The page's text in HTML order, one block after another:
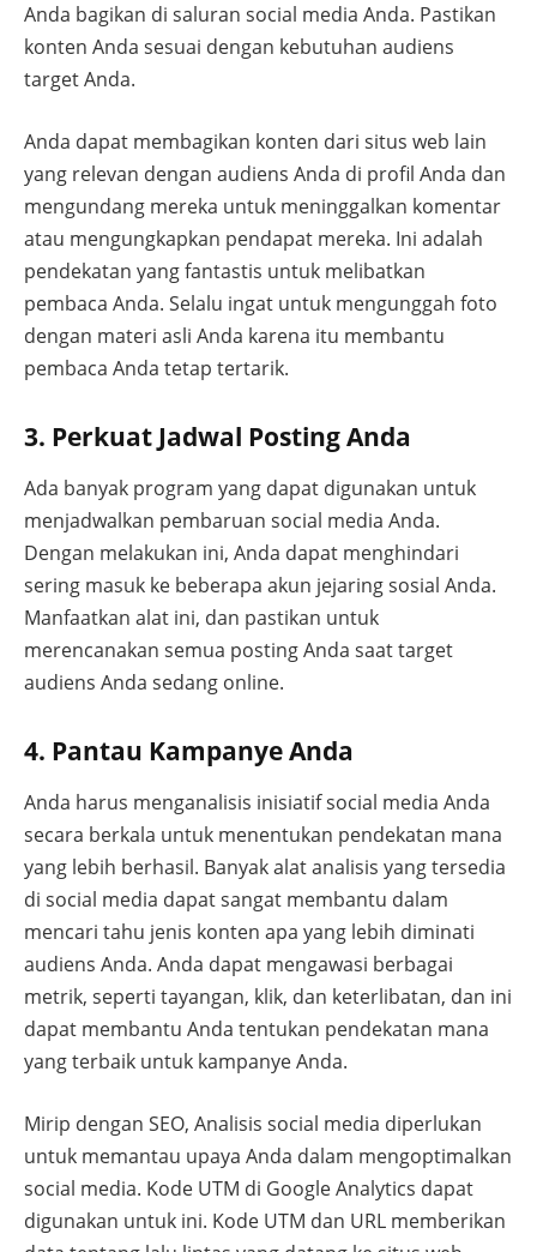
Anda bagikan di saluran social media Anda. Pastikan
konten Anda sesuai dengan kebutuhan audiens
target Anda.
Anda dapat membagikan konten dari situs web lain
yang relevan dengan audiens Anda di profil Anda dan
mengundang mereka untuk meninggalkan komentar
atau mengungkapkan pendapat mereka. Ini adalah
pendekatan yang fantastis untuk melibatkan
pembaca Anda. Selalu ingat untuk mengunggah foto
dengan materi asli Anda karena itu membantu
pembaca Anda tetap tertarik.
3. Perkuat Jadwal Posting Anda
Ada banyak program yang dapat digunakan untuk
menjadwalkan pembaruan social media Anda.
Dengan melakukan ini, Anda dapat menghindari
sering masuk ke beberapa akun jejaring sosial Anda.
Manfaatkan alat ini, dan pastikan untuk
merencanakan semua posting Anda saat target
audiens Anda sedang online.
4. Pantau Kampanye Anda
Anda harus menganalisis inisiatif social media Anda
secara berkala untuk menentukan pendekatan mana
yang lebih berhasil. Banyak alat analisis yang tersedia
di social media dapat sangat membantu dalam
mencari tahu jenis konten apa yang lebih diminati
audiens Anda. Anda dapat mengawasi berbagai
metrik, seperti tayangan, klik, dan keterlibatan, dan ini
dapat membantu Anda tentukan pendekatan mana
yang terbaik untuk kampanye Anda.
Mirip dengan SEO, Analisis social media diperlukan
untuk memantau upaya Anda dalam mengoptimalkan
social media. Kode UTM di Google Analytics dapat
digunakan untuk ini. Kode UTM dan URL memberikan